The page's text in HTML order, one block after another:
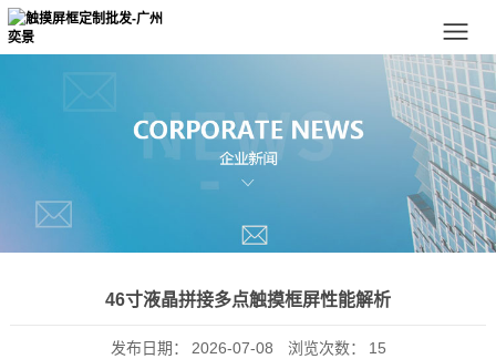
46寸液晶拼接多点触摸框屏性能解析
发布日期： 2026-07-08 浏览次数： 15